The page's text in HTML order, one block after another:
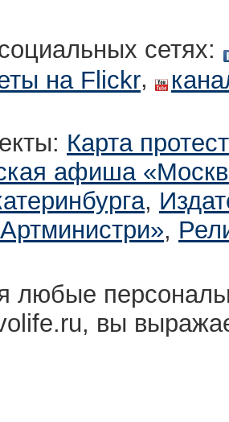
сетях:
на Flickr,
Карта
афиша
,
,
любые
вы